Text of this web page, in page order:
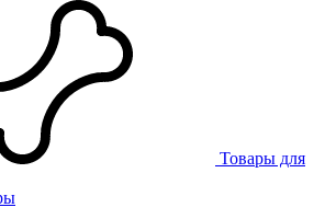
Товары для